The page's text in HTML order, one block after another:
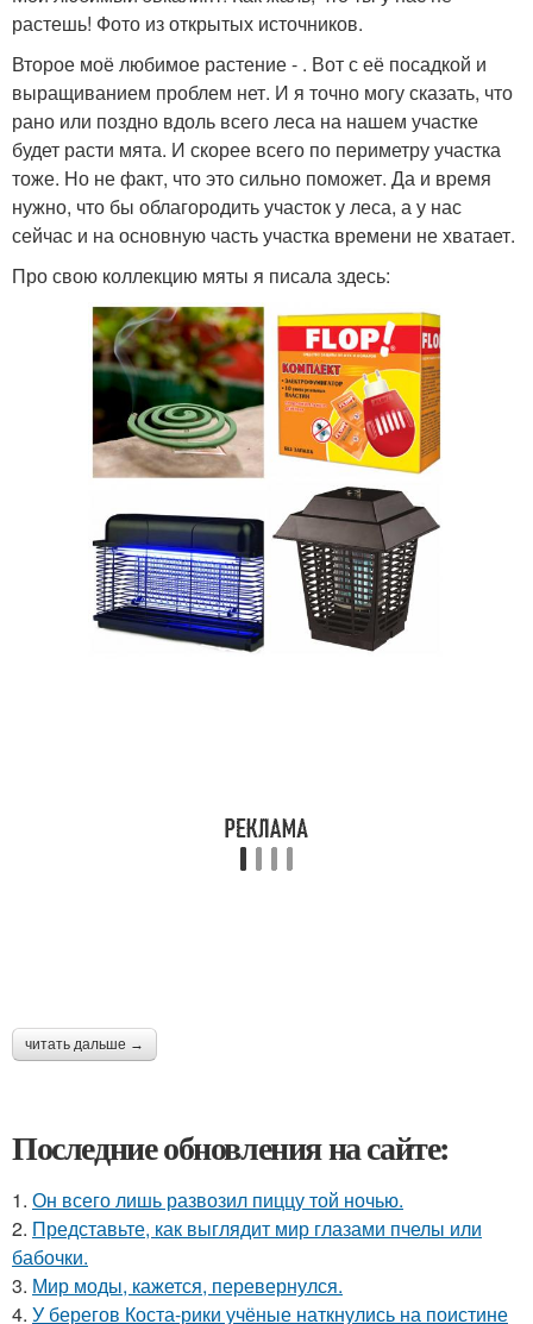
растешь! Фото из открытых источников.
Второе моё любимое растение - . Вот с её посадкой и
выращиванием проблем нет. И я точно могу сказать, что
рано или поздно вдоль всего леса на нашем участке
будет расти мята. И скорее всего по периметру участка
тоже. Но не факт, что это сильно поможет. Да и время
нужно, что бы облагородить участок у леса, а у нас
сейчас и на основную часть участка времени не хватает.
Про свою коллекцию мяты я писала здесь:
читать дальше →
Последние обновления на сайте:
1. Он всего лишь развозил пиццу той ночью.
2. Представьте, как выглядит мир глазами пчелы или
бабочки.
3. Мир моды, кажется, перевернулся.
4. У берегов Коста-рики учёные наткнулись на поистине